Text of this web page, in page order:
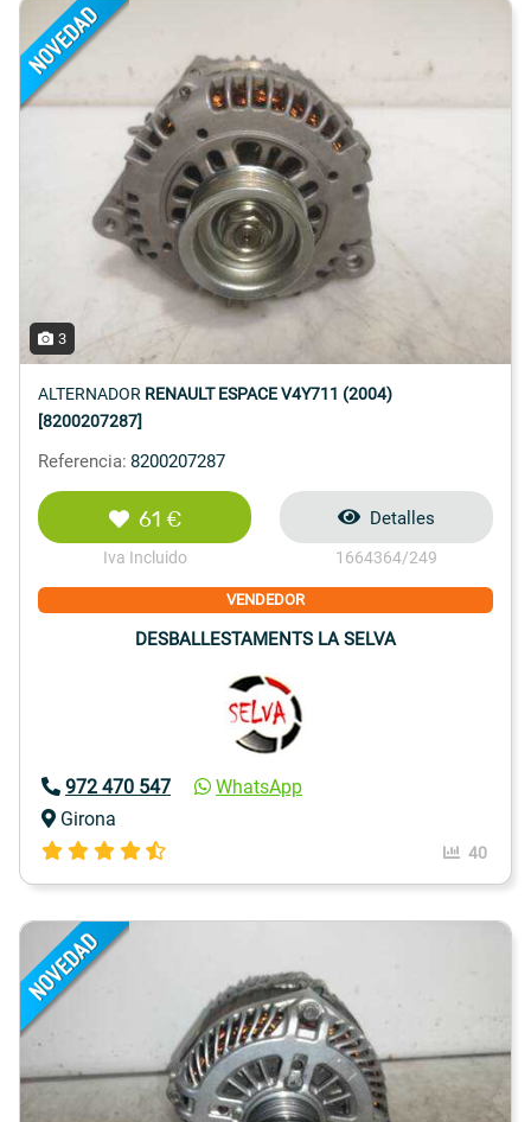
3
ALTERNADOR RENAULT ESPACE V4Y711 (2004)
[8200207287]
Referencia: 8200207287
61 €
Iva Incluido
Detalles
1664364/249
VENDEDOR
DESBALLESTAMENTS LA SELVA
972 470 547
WhatsApp
Girona
40